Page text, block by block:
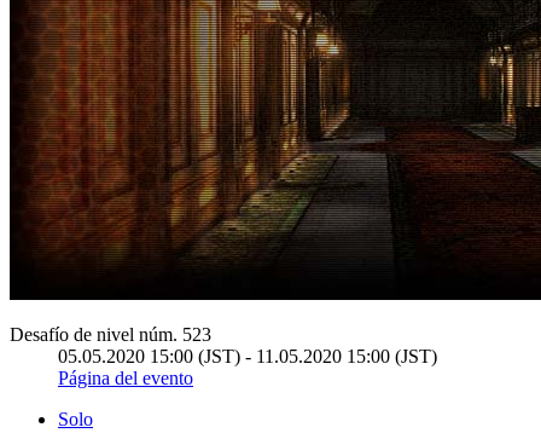
Desafío de nivel núm. 523
05.05.2020 15:00 (JST) - 11.05.2020 15:00 (JST)
Página del evento
Solo